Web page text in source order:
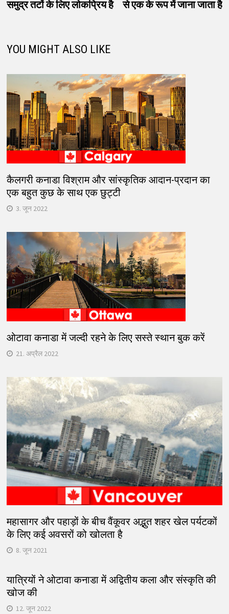
समुद्र तटों के लिए लोकप्रिय है से एक के रूप में जाना जाता है
YOU MIGHT ALSO LIKE
कैलगरी कनाडा विश्राम और सांस्कृतिक आदान-प्रदान का
एक बहुत कुछ के साथ एक छुट्टी
3. जून 2022
ओटावा कनाडा में जल्दी रहने के लिए सस्ते स्थान बुक करें
21. अप्रैल 2022
महासागर और पहाड़ों के बीच वैंकूवर अद्भुत शहर खेल पर्यटकों
के लिए कई अवसरों को खोलता है
8. जून 2021
यात्रियों ने ओटावा कनाडा में अद्वितीय कला और संस्कृति की
खोज की
12. जून 2022